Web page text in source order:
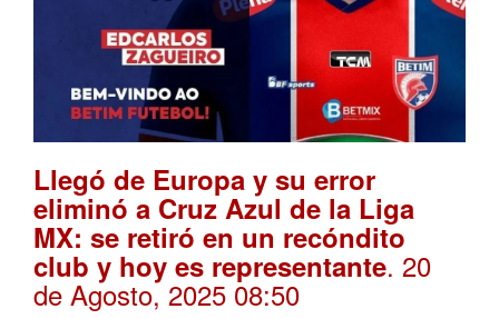
Llegó de Europa y su error
eliminó a Cruz Azul de la Liga
MX: se retiró en un recóndito
club y hoy es representante. 20
de Agosto, 2025 08:50